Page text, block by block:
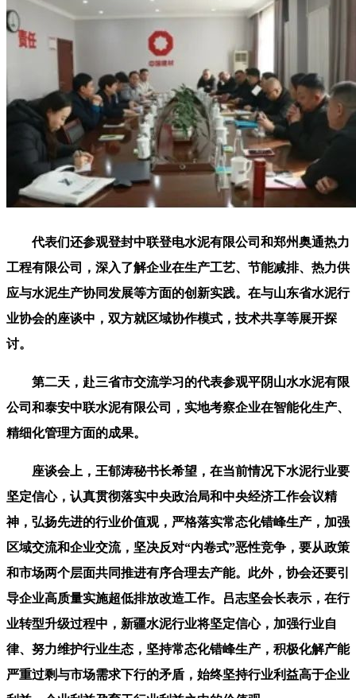
代表们还参观登封中联登电水泥有限公司和郑州奥通热力
工程有限公司，深入了解企业在生产工艺、节能减排、热力供
应与水泥生产协同发展等方面的创新实践。在与山东省水泥行
业协会的座谈中，双方就区域协作模式，技术共享等展开探
讨。
第二天，赴三省市交流学习的代表参观平阴山水水泥有限
公司和泰安中联水泥有限公司，实地考察企业在智能化生产、
精细化管理方面的成果。
座谈会上，王郁涛秘书长希望，在当前情况下水泥行业要
坚定信心，认真贯彻落实中央政治局和中央经济工作会议精
神，弘扬先进的行业价值观，严格落实常态化错峰生产，加强
区域交流和企业交流，坚决反对“内卷式”恶性竞争，要从政策
和市场两个层面共同推进有序合理去产能。此外，协会还要引
导企业高质量实施超低排放改造工作。吕志坚会长表示，在行
业转型升级过程中，新疆水泥行业将坚定信心，加强行业自
律、努力维护行业生态，坚持常态化错峰生产，积极化解产能
严重过剩与市场需求下行的矛盾，始终坚持行业利益高于企业